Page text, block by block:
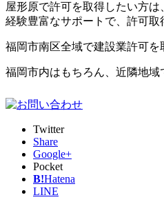
屋形原で許可を取得したい方は
経験豊富なサポートで、許可取
福岡市南区全域で建設業許可を
福岡市内はもちろん、近隣地域
Twitter
Share
Google+
Pocket
B!Hatena
LINE